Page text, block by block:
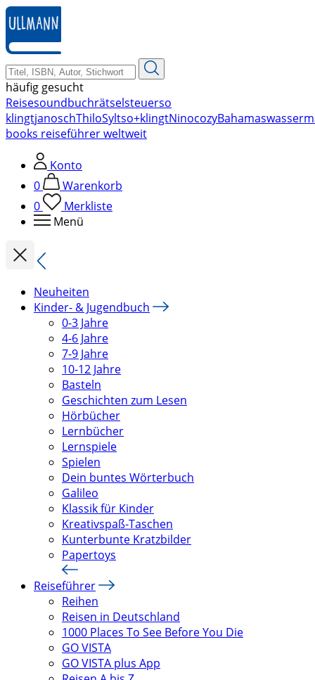
zum
Hauptinhalt
springen
häufig gesucht
Reisesoundbuchrätselsteuerso
klingtjanoschThiloSyltso+klingtNinocozyBahamas
books reiseführer weltweit
Konto
0
Warenkorb
0
Merkliste
Menü
Neuheiten
Kinder- & Jugendbuch
0-3 Jahre
4-6 Jahre
7-9 Jahre
10-12 Jahre
Basteln
Geschichten zum Lesen
Hörbücher
Lernbücher
Lernspiele
Spielen
Dein buntes Wörterbuch
Galileo
Klassik für Kinder
Kreativspaß-Taschen
Kunterbunte Kratzbilder
Papertoys
Reiseführer
Reihen
Reisen in Deutschland
1000 Places To See Before You Die
GO VISTA
GO VISTA plus App